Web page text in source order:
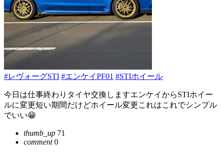
#レヴォーグSTI #エンケイPF01 #STIホイール
今日は仕事終わりタイヤ交換しますエンケイからSTIホイー
ルに変更短い期間だけどホイール変更これはこれでシンプル
でいい😁
thumb_up 71
comment0